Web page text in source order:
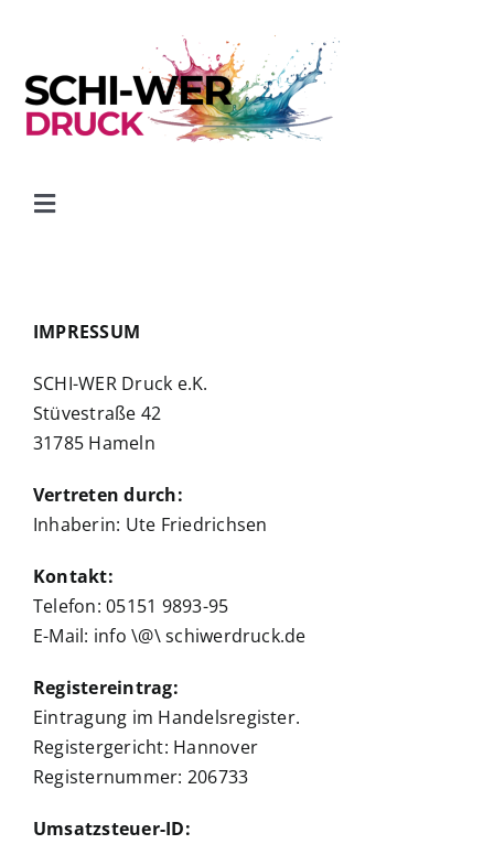
content
Toggle
Kontakt
Transport- & Gefahrgutformulare
IMPRESSUM
SCHI-WER Druck e.K.
Stüvestraße 42
31785 Hameln
Vertreten durch:
Inhaberin: Ute Friedrichsen
Kontakt:
Telefon: 05151 9893-95
E-Mail: info \@\ schiwerdruck.de
Registereintrag:
Eintragung im Handelsregister.
Registergericht: Hannover
Registernummer: 206733
Umsatzsteuer-ID: